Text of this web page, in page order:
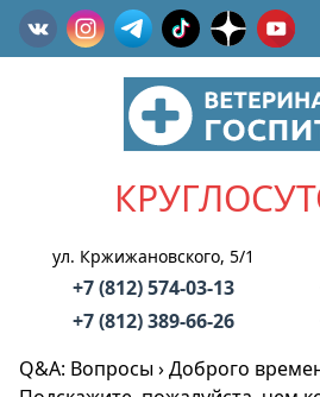
ул. Кржижановского, 5/1
+7 (812) 574-03-13
+7 (812) 389-66-26
Q&A: Вопросы›Доброго